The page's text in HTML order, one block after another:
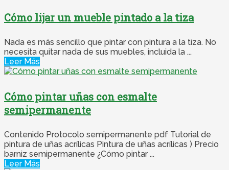
Cómo lijar un mueble pintado a la tiza
Nada es más sencillo que pintar con pintura a la tiza. No
necesita quitar nada de sus muebles, incluida la ...
Leer Más
Cómo pintar uñas con esmalte
semipermanente
Contenido Protocolo semipermanente pdf Tutorial de
pintura de uñas acrílicas Pintura de uñas acrílicas ) Precio
barniz semipermanente ¿Cómo pintar ...
Leer Más